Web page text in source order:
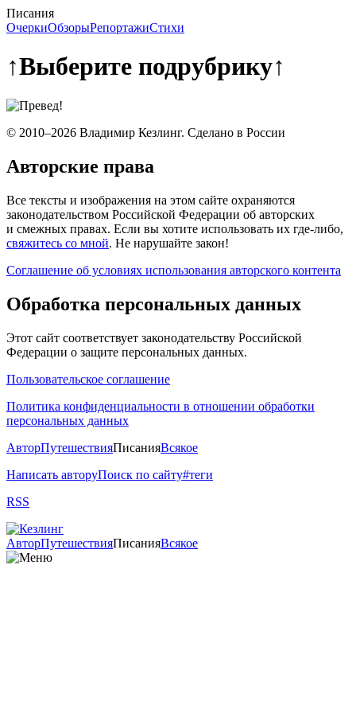
Писания
ОчеркиОбзорыРепортажиСтихи
↑Выберите подрубрику↑
© 2010–2026 Владимир Кезлинг. Сделано в России
Авторские права
Все тексты и изображения на этом сайте охраняются
законодательством Российской Федерации об авторских
и смежных правах. Если вы хотите использовать их где-либо,
свяжитесь со мной. Не нарушайте закон!
Соглашение об условиях использования авторского контента
Обработка персональных данных
Этот сайт соответствует законодательству Российской
Федерации о защите персональных данных.
Пользовательское соглашение
Политика конфиденциальности в отношении обработки
персональных данных
АвторПутешествияПисанияВсякое
Написать авторуПоиск по сайту#теги
RSS
АвторПутешествияПисанияВсякое